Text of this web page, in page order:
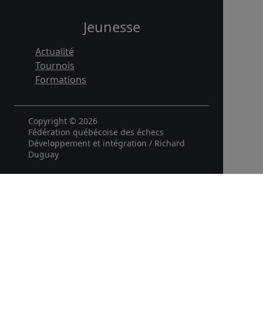
Jeunesse
Actualité
Tournois
Formations
Copyright © 2026
Fédération québécoise des échecs
Développement et intégration / Richard
Duguay